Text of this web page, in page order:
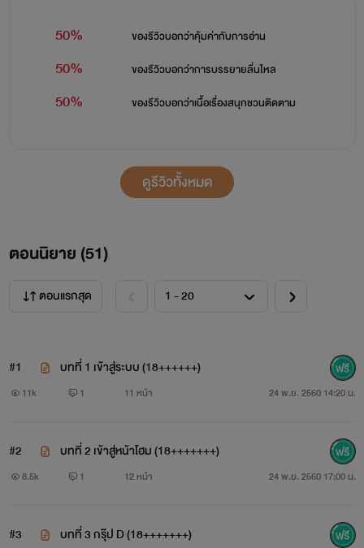
ออนไลน์
คือ เกมส์เสมือนจริงที่มียอดผู้เล่นสูงที่สุด ณ ขณะนี้ คุณ
ล้านแอคเคาท์ เพราะอะไรกันล่ะ ที่ทำให้สมาชิกเหล่านั้นชื่นชอบ
และติดใจ ถ้าอยากรู้ล่ะก็ เข้ามาสัมผัสกันได้ ณ บัดนี้…
คุณ…จะรู้สึกอย่างไร เมื่อเกมส์ออนไลน์ธรรมดา กลายเป็น
เกมส์ออนไลน์เสมือนจริง ที่เหมือนจริงที่สุดในโลก ทุกสัมผัส ทุก
คือโลกอีกใบที่กำลังรอคุณอยู่ คุณสามารถทำอะไรในนั้นก็ได้
50% ของรีวิวบอกว่าคุ้มค่ากับการอ่าน
50% ของรีวิวบอกว่าการบรรยายลื่นไหล
50% ของรีวิวบอกว่าเนื้อเรื่องสนุกชวนติดตาม
ดูรีวิวทั้งหมด
ตอนนิยาย (51)
ตอนแรกสุด
#1 บทที่ 1 เข้าสู่ระบบ (18++++++)
11k 1 11 หน้า 24 พ.ย. 2560 14:20 น.
#2 บทที่ 2 เข้าสู่หน้าโฮม (18+++++++)
8.5k 1 12 หน้า 24 พ.ย. 2560 17:00 น.
#3 บทที่ 3 กรุ๊ป D (18+++++++)